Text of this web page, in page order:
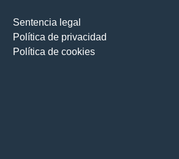
Sentencia legal
Política de privacidad
Política de cookies